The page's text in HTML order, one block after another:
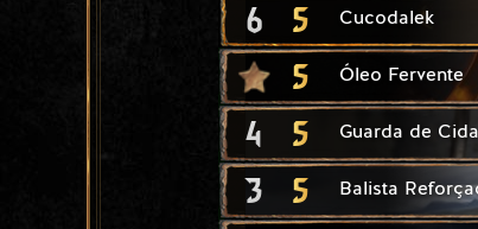
6 5 Cucodalek
5 Óleo Fervente
4 5 Guarda de
3 5 Balista